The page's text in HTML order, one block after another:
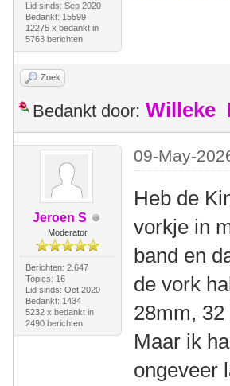
Lid sinds: Sep 2020
Bedankt: 15599
12275 x bedankt in
5763 berichten
Zoek
Bedankt door:
Jeroen S
Moderator
Berichten: 2.647
Topics: 16
Lid sinds: Oct 2020
Bedankt: 1434
5232 x bedankt in
2490 berichten
09-May-
Heb de
vorkje in
band en
de vork
28mm,
Maar ik
ongeveer